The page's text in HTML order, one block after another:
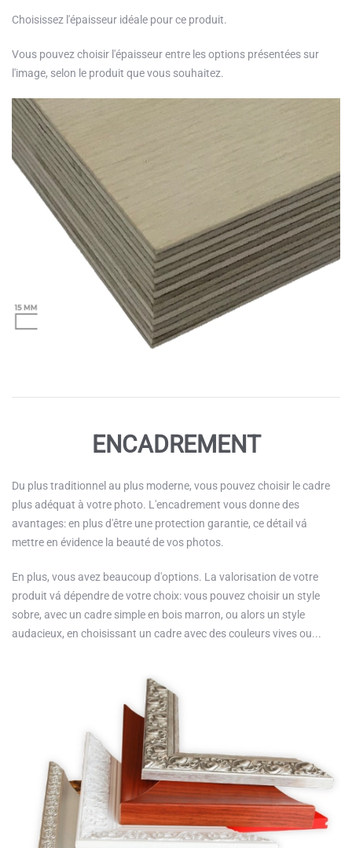
Choisissez l'épaisseur idéale pour ce produit.
Vous pouvez choisir l'épaisseur entre les options présentées sur
l'image, selon le produit que vous souhaitez.
ENCADREMENT
Du plus traditionnel au plus moderne, vous pouvez choisir le cadre
plus adéquat à votre photo. L'encadrement vous donne des
avantages: en plus d'être une protection garantie, ce détail vá
mettre en évidence la beauté de vos photos.
En plus, vous avez beaucoup d'options. La valorisation de votre
produit vá dépendre de votre choix: vous pouvez choisir un style
sobre, avec un cadre simple en bois marron, ou alors un style
audacieux, en choisissant un cadre avec des couleurs vives ou...